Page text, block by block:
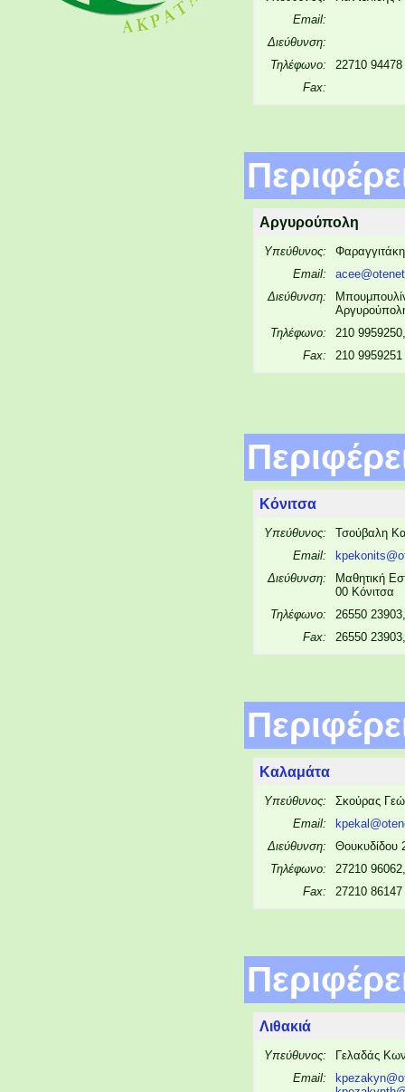
Email:
Διεύθυνση:
Τηλέφωνο:
22710 94478
Fax:
Αργυρούπολη
Υπεύθυνος:
Email:
Διεύθυνση:
Τηλέφωνο:
210
Fax:
210 9959251
Κόνιτσα
Υπεύθυνος:
Τσούβαλη
Email:
Διεύθυνση:
Μαθητική
00 Κόνιτσα
Τηλέφωνο:
26550
Fax:
26550
Καλαμάτα
Υπεύθυνος:
Σκούρας
Email:
Διεύθυνση:
Θουκυδίδου
Τηλέφωνο:
27210
Fax:
27210 86147
Λιθακιά
Υπεύθυνος:
Γελαδάς
Email: